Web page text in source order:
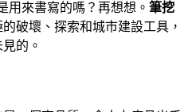
用來書寫的嗎？再想想。 筆挖
破壞、探索和城市建設工具，
的。